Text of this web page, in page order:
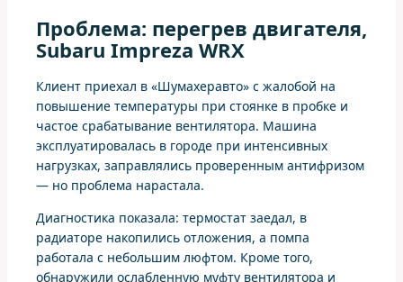
Проблема: перегрев двигателя,
Subaru Impreza WRX
Клиент приехал в «Шумахеравто» с жалобой на
повышение температуры при стоянке в пробке и
частое срабатывание вентилятора. Машина
эксплуатировалась в городе при интенсивных
нагрузках, заправлялись проверенным антифризом
— но проблема нарастала.
Диагностика показала: термостат заедал, в
радиаторе накопились отложения, а помпа
работала с небольшим люфтом. Кроме того,
обнаружили ослабленную муфту вентилятора и